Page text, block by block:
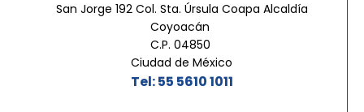
San Jorge 192 Col. Sta. Úrsula Coapa Alcaldía
Coyoacán
C.P. 04850
Ciudad de México
Tel: 55 5610 1011